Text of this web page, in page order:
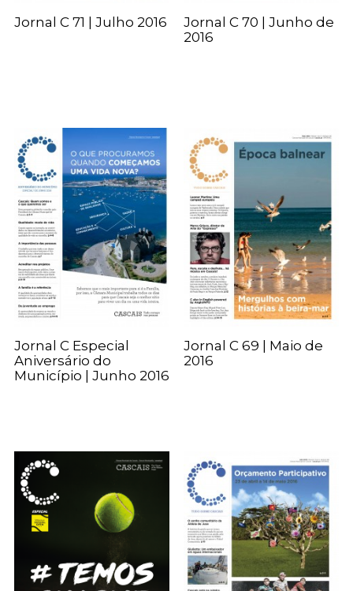
Jornal C 71 | Julho 2016
Jornal C 70 | Junho de
2016
Jornal C Especial
Aniversário do
Município | Junho 2016
Jornal C 69 | Maio de
2016